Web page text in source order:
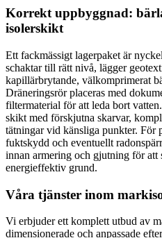
Korrekt uppbyggnad:
isolerskikt
Ett fackmässigt lagerpaket är
schaktar till rätt nivå, lägger
kapillärbrytande, välkomprimerat
Dräneringsrör placeras med
filtermaterial för att leda bort
skikt med förskjutna skarvar,
tätningar vid känsliga punkter. För
fuktskydd och eventuellt
innan armering och gjutning för att
energieffektiv grund.
Våra tjänster inom
Vi erbjuder ett komplett utbud av
dimensionerade och anpassade